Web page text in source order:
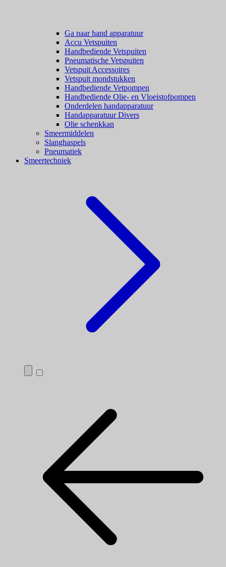
Ga naar hand apparatuur
Accu Vetspuiten
Handbediende Vetspuiten
Pneumatische Vetspuiten
Vetspuit Accessoires
Vetspuit mondstukken
Handbediende Vetpompen
Handbediende Olie- en Vloeistofpompen
Onderdelen handapparatuur
Handapparatuur Divers
Olie schenkkan
Smeermiddelen
Slanghaspels
Pneumatiek
Smeertechniek